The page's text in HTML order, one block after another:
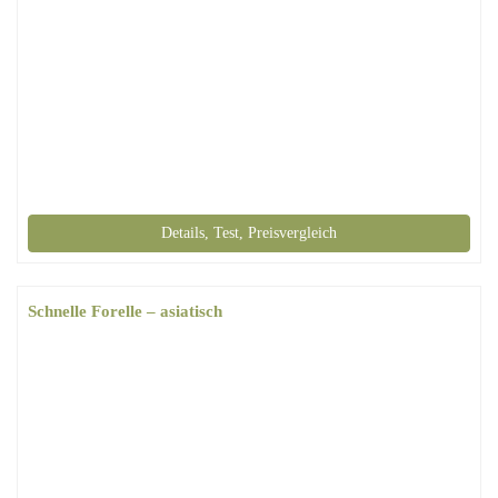
Details, Test, Preisvergleich
Schnelle Forelle – asiatisch